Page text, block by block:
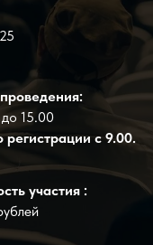
15.00
регистрации с 9.00.
участия :